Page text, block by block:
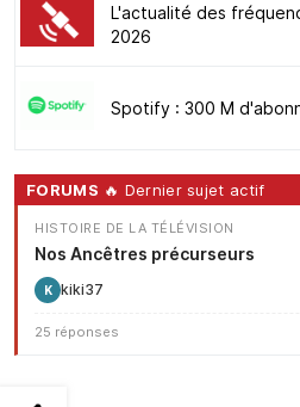
L'actualité des
2026
Spotify : 300 M
FORUMS 🔥 Dernier sujet actif
HISTOIRE DE LA TÉLÉVISION
Nos Ancêtres précurseurs
K kiki37
25 réponses